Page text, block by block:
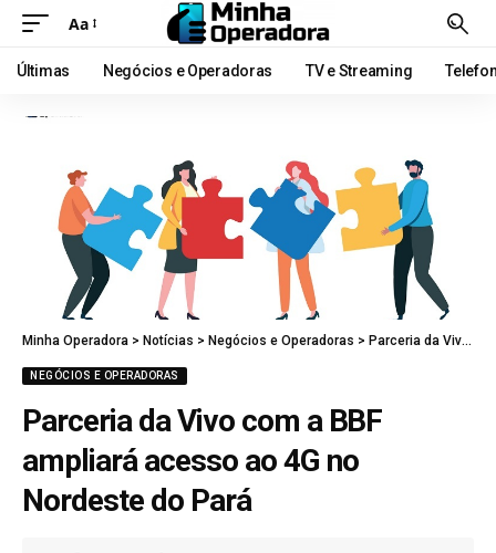
Aa
Últimas Negócios e Operadoras TV e Streaming
Minha Operadora > Notícias > Negócios e Operadoras > Parceria da Vivo com a BBF ampliará acesso ao 4G no Nordeste do Pará
NEGÓCIOS E OPERADORAS
Parceria da Vivo com a BBF
ampliará acesso ao 4G no
Nordeste do Pará